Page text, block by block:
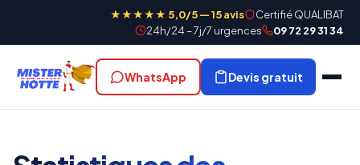
★★★★★ 5,0/5 — 15 avis
Certifié QUALIBAT
24h/24 – 7j/7 urgences
09 72 29 31 34
WhatsApp Devis gratuit